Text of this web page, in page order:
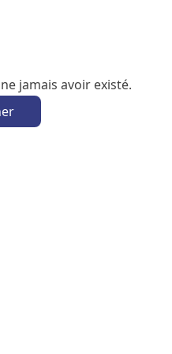
jamais avoir existé.